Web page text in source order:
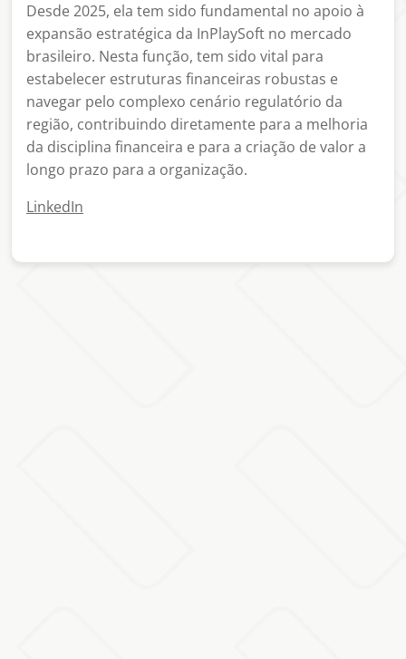
Desde 2025, ela tem sido fundamental no apoio à
expansão estratégica da InPlaySoft no mercado
brasileiro. Nesta função, tem sido vital para
estabelecer estruturas financeiras robustas e
navegar pelo complexo cenário regulatório da
região, contribuindo diretamente para a melhoria
da disciplina financeira e para a criação de valor a
longo prazo para a organização.
LinkedIn